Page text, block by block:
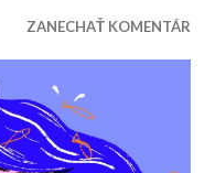
ZANECHAŤ KOMENTÁR